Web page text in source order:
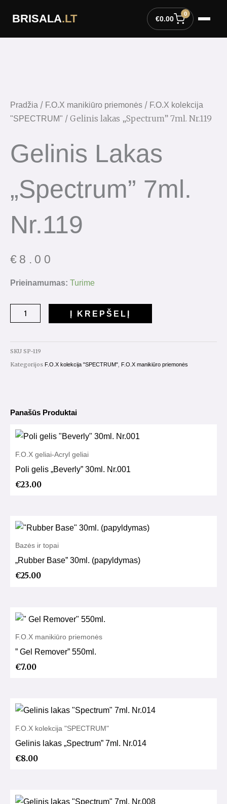
BRISALA.LT €0.00
0
Pradžia / F.O.X manikiūro priemonės / F.O.X kolekcija
"SPECTRUM" / Gelinis lakas „Spectrum” 7ml. Nr.119
Gelinis Lakas
„Spectrum” 7ml.
Nr.119
€ 8.00
Prieinamumas: Turime
7ml.
Nr.119
Į KREPŠELĮ
SKU SP-119
Kategorijos F.O.X kolekcija "SPECTRUM", F.O.X manikiūro priemonės
Panašūs Produktai
F.O.X geliai-Acryl geliai
Poli gelis „Beverly” 30ml. Nr.001
€23.00
Bazės ir topai
„Rubber Base” 30ml. (papyldymas)
€25.00
F.O.X manikiūro priemonės
” Gel Remover” 550ml.
€7.00
F.O.X kolekcija "SPECTRUM"
Gelinis lakas „Spectrum” 7ml. Nr.014
€8.00